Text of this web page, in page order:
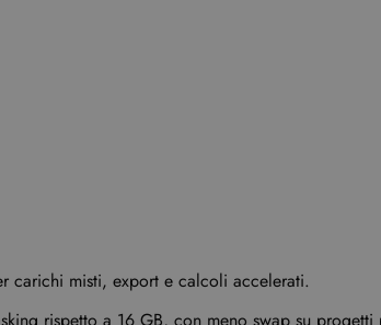
carichi misti, export e calcoli accelerati.